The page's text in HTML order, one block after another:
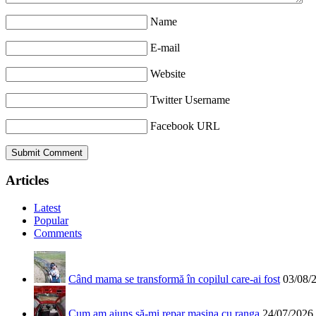
Name
E-mail
Website
Twitter Username
Facebook URL
Articles
Latest
Popular
Comments
Când mama se transformă în copilul care-ai fost 03/08/
Cum am ajuns să-mi repar mașina cu ranga 24/07/2026